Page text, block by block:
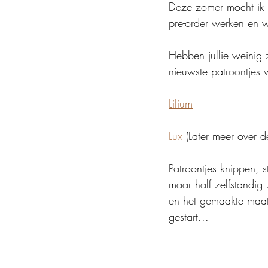
Deze zomer mocht
pre-order werken en
Hebben jullie weinig
nieuwste patroontjes
Lilium
Lux (Later meer over
Patroontjes knippen,
maar half
en het gemaakte
gestart...